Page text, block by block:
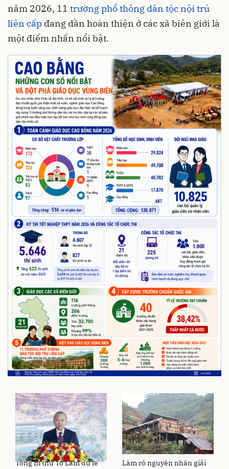
năm 2026, 11 trường phổ thông dân tộc nội trú
liên cấp đang dần hoàn thiện ở các xã biên giới là
một điếm nhấn nổi bật.
Tổng Bí thư Tô Lâm dự lễ
Làm rõ nguyên nhân giải